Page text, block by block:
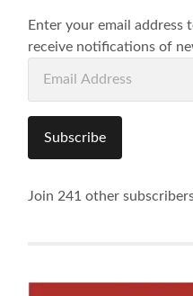
Enter your email address
receive notifications of
Subscribe
Join 241 other